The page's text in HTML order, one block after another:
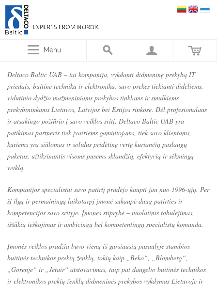
Menu
Deltaco Baltic UAB – tai kompanija, vykdanti didmeninę prekybą IT
priedais, buitine technika ir elektronika, savo prekes tiekianti dideliems,
vidutinio dydžio mažmeniniams prekybos tinklams ir smulkiems
prekybininkams Lietuvos, Latvijos bei Estijos rinkose. Dėl profesionalaus
ir atsakingo požiūrio į savo veiklos sritį, Deltaco Baltic UAB yra
patikimas partneris tiek įvairiems gamintojams, tiek savo klientams,
kuriems yra siūlomas ir solidus pridėtinę vertę kuriančių paslaugų
paketas, užtikrinantis visoms pusėms sklandžią, efektyvią ir sėkmingą
veiklą.
Kompanijos specialistai savo patirtį pradėjo kaupti jau nuo 1996-ųjų. Per
šį ilgą ir permainingą laikotarpį įmonė sukaupė daug patirties ir
kompetencijos savo srityje. Įmonės stiprybė – nuolatinis tobulėjimas,
iššūkių ieškojimas ir ambicingų bei kompetentingų specialistų komanda.
Įmonės veiklos pradžia buvo vienų iš garsiausių pasaulyje stambios
buitinės technikos prekių ženklų, tokių kaip „Beko“, „Blomberg“,
„Gorenje“ ir „Jetair“ atstovavimas, taip pat daugelio buitinės technikos
ir elektronikos prekių ženklų didmeninės prekybos vykdymas Lietuvoje ir